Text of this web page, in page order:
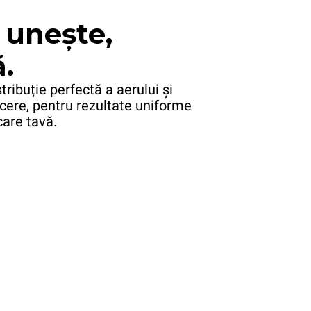
perfectă a aerului și
pentru rezultate uniforme
tavă.